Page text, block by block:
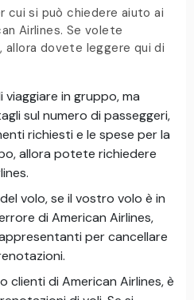
cui si può chiedere aiuto ai
Airlines. Se volete
dovete leggere qui di
in gruppo, ma
sul numero di passeggeri,
richiesti e le spese per la
allora potete richiedere
volo, se il vostro volo è in
di American Airlines,
per cancellare
clienti di American Airlines, è